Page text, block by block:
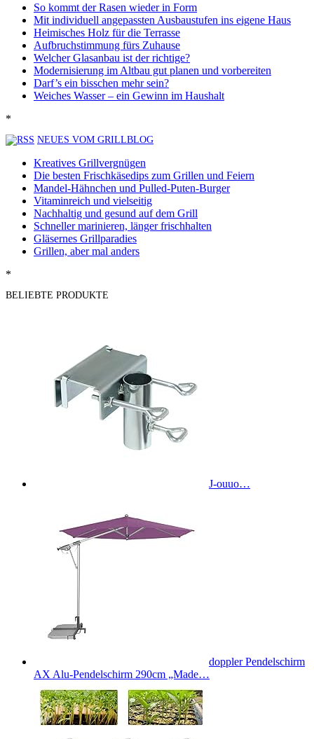
So kommt der Rasen wieder in Form
Mit individuell angepassten Ausbaustufen ins eigene Haus
Heimisches Holz für die Terrasse
Aufbruchstimmung fürs Zuhause
Welcher Glasanbau ist der richtige?
Modernisierung im Altbau gut planen und vorbereiten
Darf’s ein bisschen mehr sein?
Weiches Wasser – ein Gewinn im Haushalt
*
NEUES VOM GRILLBLOG
Kreatives Grillvergnügen
Die besten Frischkäsedips zum Grillen und Feiern
Mandel-Hähnchen und Pulled-Puten-Burger
Vitaminreich und vielseitig
Nachhaltig und gesund auf dem Grill
Schneller marinieren, länger frischhalten
Gläsernes Grillparadies
Grillen, aber mal anders
*
BELIEBTE PRODUKTE
J-ouuo…
doppler Pendelschirm
AX Alu-Pendelschirm 290cm „Made…